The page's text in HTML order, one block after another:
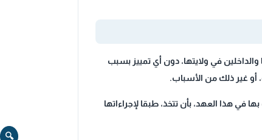
🔍
في ولايتها، دون أي تمييز بسبب
أو غير ذلك من الأسباب.
في هذا العهد، بأن تتخذ، طبقا لإجراءاتها